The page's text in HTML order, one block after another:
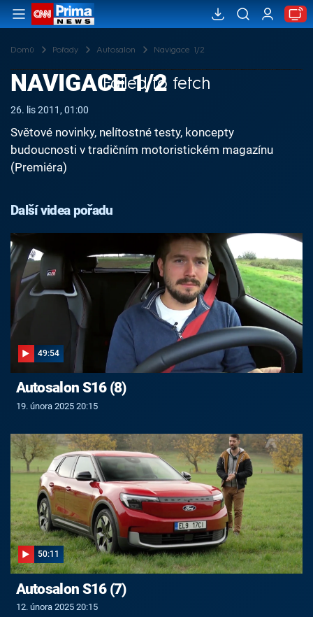
Domů Pořady Autosalon Navigace 1/2
Failed to fetch
NAVIGACE 1/2
26. lis 2011, 01:00
Světové novinky, nelítostné testy, koncepty
budoucnosti v tradičním motoristickém magazínu
(Premiéra)
Další videa pořadu
49:54
Autosalon S16 (8)
19. února 2025 20:15
50:11
Autosalon S16 (7)
12. února 2025 20:15